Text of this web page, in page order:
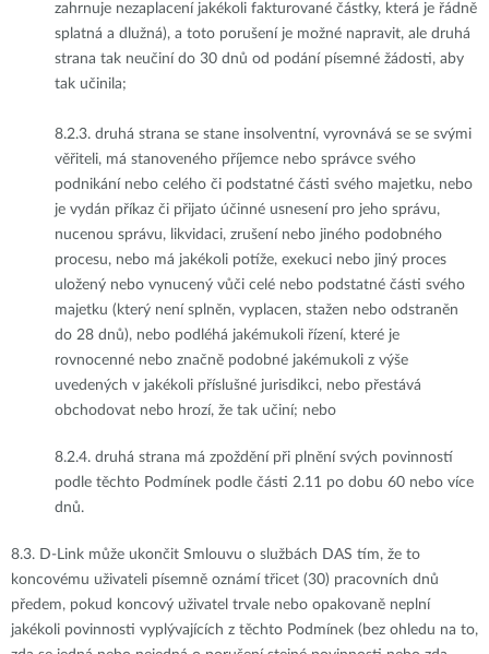
zahrnuje nezaplacení jakékoli fakturované částky, která je řádně
splatná a dlužná), a toto porušení je možné napravit, ale druhá
strana tak neučiní do 30 dnů od podání písemné žádosti, aby
tak učinila;
8.2.3. druhá strana se stane insolventní, vyrovnává se se svými
věřiteli, má stanoveného příjemce nebo správce svého
podnikání nebo celého či podstatné části svého majetku, nebo
je vydán příkaz či přijato účinné usnesení pro jeho správu,
nucenou správu, likvidaci, zrušení nebo jiného podobného
procesu, nebo má jakékoli potíže, exekuci nebo jiný proces
uložený nebo vynucený vůči celé nebo podstatné části svého
majetku (který není splněn, vyplacen, stažen nebo odstraněn
do 28 dnů), nebo podléhá jakémukoli řízení, které je
rovnocenné nebo značně podobné jakémukoli z výše
uvedených v jakékoli příslušné jurisdikci, nebo přestává
obchodovat nebo hrozí, že tak učiní; nebo
8.2.4. druhá strana má zpoždění při plnění svých povinností
podle těchto Podmínek podle části 2.11 po dobu 60 nebo více
dnů.
8.3. D-Link může ukončit Smlouvu o službách DAS tím, že to
koncovému uživateli písemně oznámí třicet (30) pracovních dnů
předem, pokud koncový uživatel trvale nebo opakovaně neplní
jakékoli povinnosti vyplývajících z těchto Podmínek (bez ohledu na to,